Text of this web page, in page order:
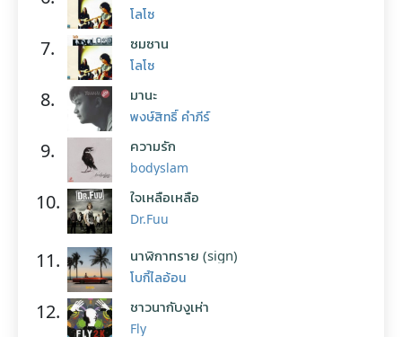
โลโซ
7. ซมซาน
โลโซ
8. มานะ
พงษ์สิทธิ์ คำภีร์
9. ความรัก
bodyslam
10. ใจเหลือเหลือ
Dr.Fuu
11. นาฬิกาทราย (sign)
โบกี้ไลอ้อน
12. ชาวนากับงูเห่า
Fly